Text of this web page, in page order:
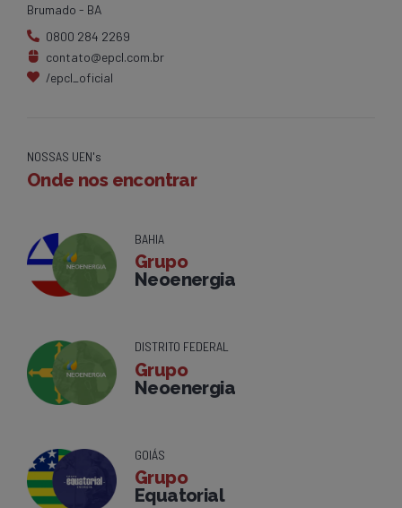
Brumado - BA
0800 284 2269
contato@epcl.com.br
/epcl_oficial
NOSSAS UEN's
Onde nos encontrar
BAHIA
Grupo
Neoenergia
DISTRITO FEDERAL
Grupo
Neoenergia
GOIÁS
Grupo
Equatorial